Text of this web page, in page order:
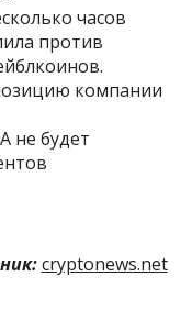
часов
против
компании
не будет
cryptonews.net